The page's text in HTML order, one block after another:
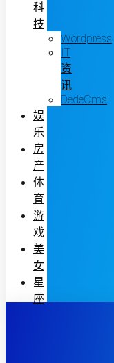
科
技
Wordpress
IT
资
讯
DedeCms
娱
乐
房
产
体
育
游
戏
美
女
星
座